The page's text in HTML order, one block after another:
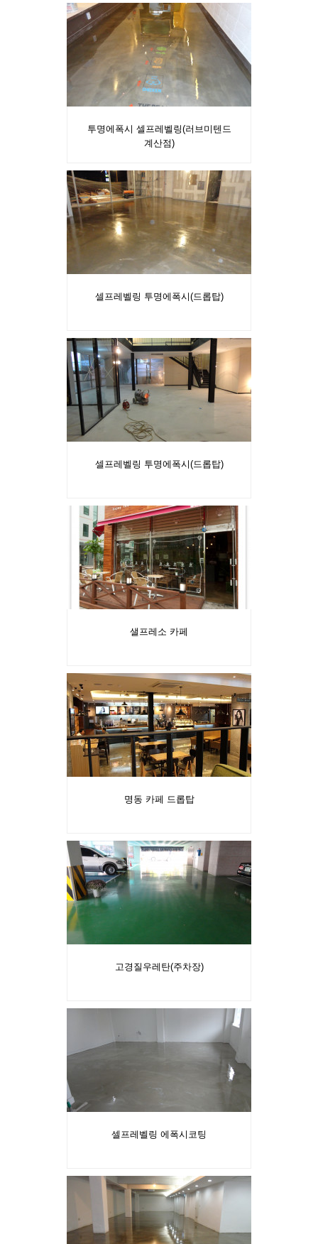
투명에폭시 셀프레벨링(러브미텐드
계산점)
셀프레벨링 투명에폭시(드롭탑)
셀프레벨링 투명에폭시(드롭탑)
샐프레소 카페
명동 카페 드롭탑
고경질우레탄(주차장)
셀프레벨링 에폭시코팅